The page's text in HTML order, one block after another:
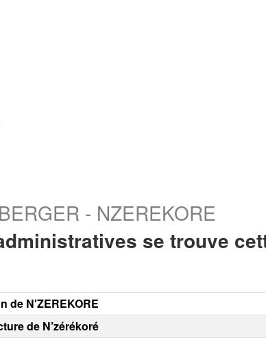
- NZEREKORE
se trouve
de N'ZEREKORE
de N’zérékoré